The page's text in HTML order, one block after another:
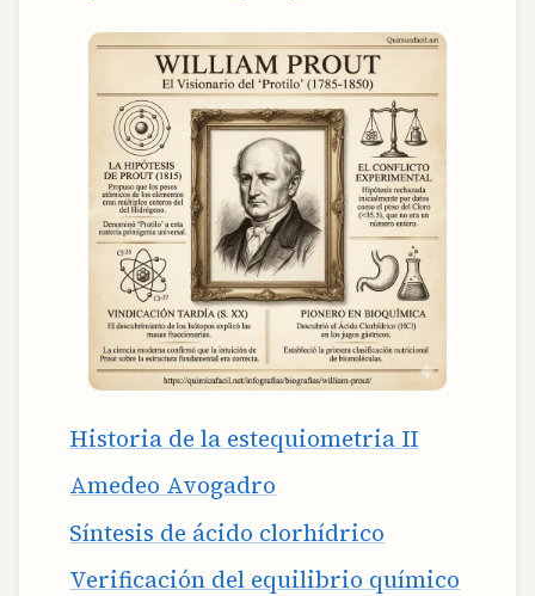
Historia de la estequiometria II
Amedeo Avogadro
Síntesis de ácido clorhídrico
Verificación del equilibrio químico